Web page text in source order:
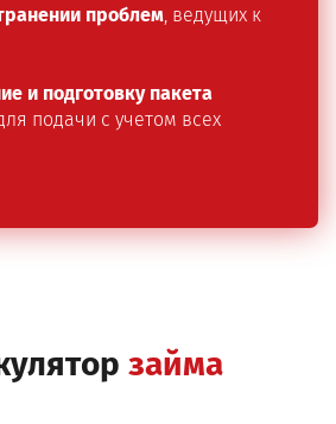
проблем, ведущих к
и подготовку пакета
подачи с учетом всех
займа